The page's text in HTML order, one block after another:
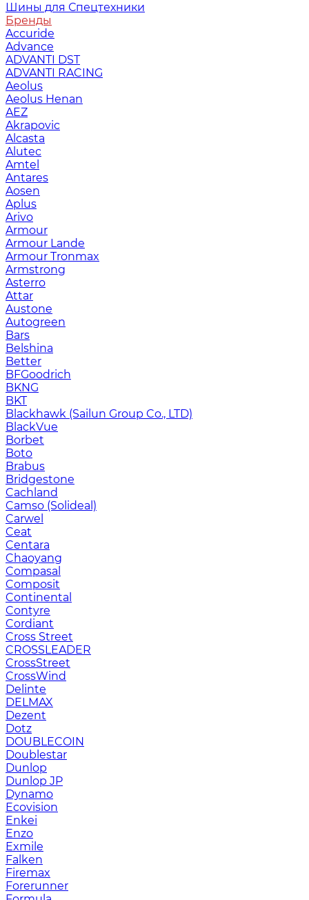
Шины для Спецтехники
Бренды
Accuride
Advance
ADVANTI DST
ADVANTI RACING
Aeolus
Aeolus Henan
AEZ
Akrapovic
Alcasta
Alutec
Amtel
Antares
Aosen
Aplus
Arivo
Armour
Armour Lande
Armour Tronmax
Armstrong
Asterro
Attar
Austone
Autogreen
Bars
Belshina
Better
BFGoodrich
BKNG
BKT
Blackhawk (Sailun Group Co., LTD)
BlackVue
Borbet
Boto
Brabus
Bridgestone
Cachland
Camso (Solideal)
Carwel
Ceat
Centara
Chaoyang
Compasal
Composit
Continental
Contyre
Cordiant
Cross Street
CROSSLEADER
CrossStreet
CrossWind
Delinte
DELMAX
Dezent
Dotz
DOUBLECOIN
Doublestar
Dunlop
Dunlop JP
Dynamo
Ecovision
Enkei
Enzo
Exmile
Falken
Firemax
Forerunner